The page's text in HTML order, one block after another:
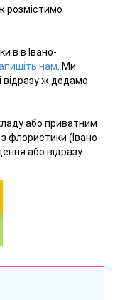
розмістимо
в в Івано-
нам . Ми
відразу ж додамо
або приватним
флористики (Івано-
або відразу